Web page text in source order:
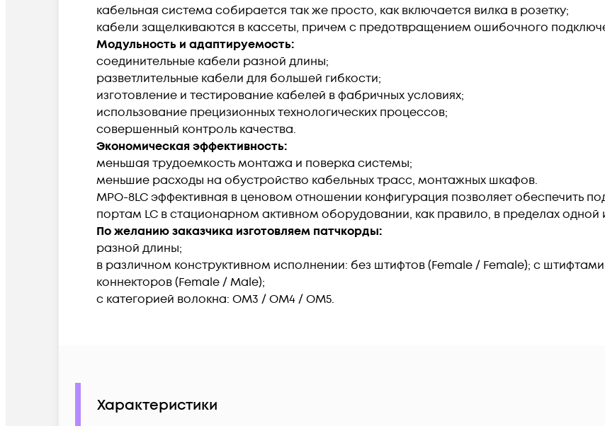
кабельная система собирается так же просто, как включается вилка в розетку;
кабели защелкиваются в кассеты, причем с предотвращением ошибочного
Модульность и адаптируемость:
соединительные кабели разной длины;
разветлительные кабели для большей гибкости;
изготовление и тестирование кабелей в фабричных условиях;
использование прецизионных технологических процессов;
совершенный контроль качества.
Экономическая эффективность:
меньшая трудоемкость монтажа и поверка системы;
меньшие расходы на обустройство кабельных трасс, монтажных шкафов.
MPO-8LC эффективная в ценовом отношении конфигурация позволяет обеспечить
портам LC в стационарном активном оборудовании, как правило, в пределах одной
По желанию заказчика изготовляем патчкорды:​
разной длины;
в различном конструктивном исполнении: без штифтов (Female / Female); с
коннекторов (Female / Male);
с категорией волокна: OM3 / OM4 / OM5.
Характеристики